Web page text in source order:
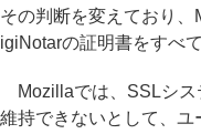
その判断を変えており
igiNotarの証明書をすべ
Mozillaでは、SSLシス
維持できないとして、